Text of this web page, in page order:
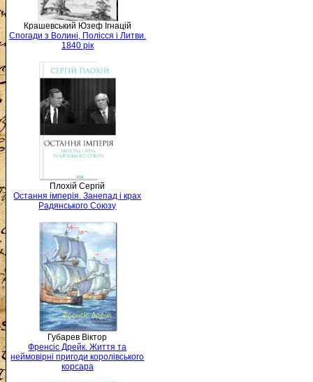
Крашевський Юзеф Ігнацій
Спогади з Волині, Полісся і Литви.
1840 рік
Плохій Сергій
Остання імперія. Занепад і крах
Радянського Союзу
Губарев Віктор
Френсіс Дрейк. Життя та
неймовірні пригоди королівського
корсара